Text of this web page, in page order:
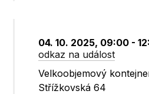
04. 10. 2025, 09:00 -
odkaz na událost
Velkoobjemový
Střížkovská 64